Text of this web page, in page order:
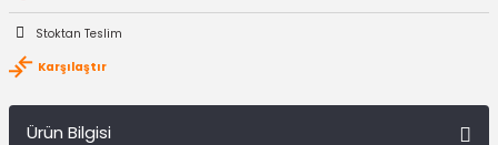
Stoktan Teslim
Karşılaştır
Ürün Bilgisi